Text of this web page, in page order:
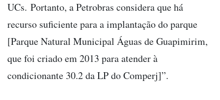
UCs. Portanto, a Petrobras considera que há
recurso suficiente para a implantação do parque
[Parque Natural Municipal Águas de Guapimirim,
que foi criado em 2013 para atender à
condicionante 30.2 da LP do Comperj]”.